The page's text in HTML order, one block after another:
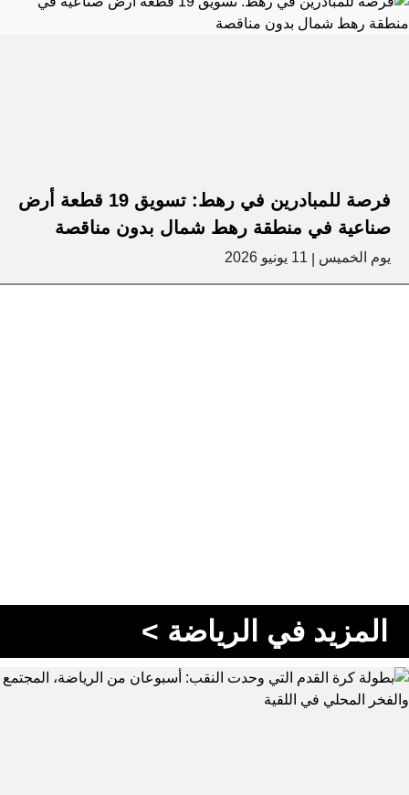
فرصة للمبادرين في رهط: تسويق 19 قطعة أرض
صناعية في منطقة رهط شمال بدون مناقصة
يوم الخميس 11 يونيو 2026
المزيد في الرياضة >